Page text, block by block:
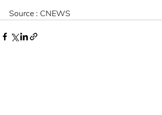
Source : CNEWS